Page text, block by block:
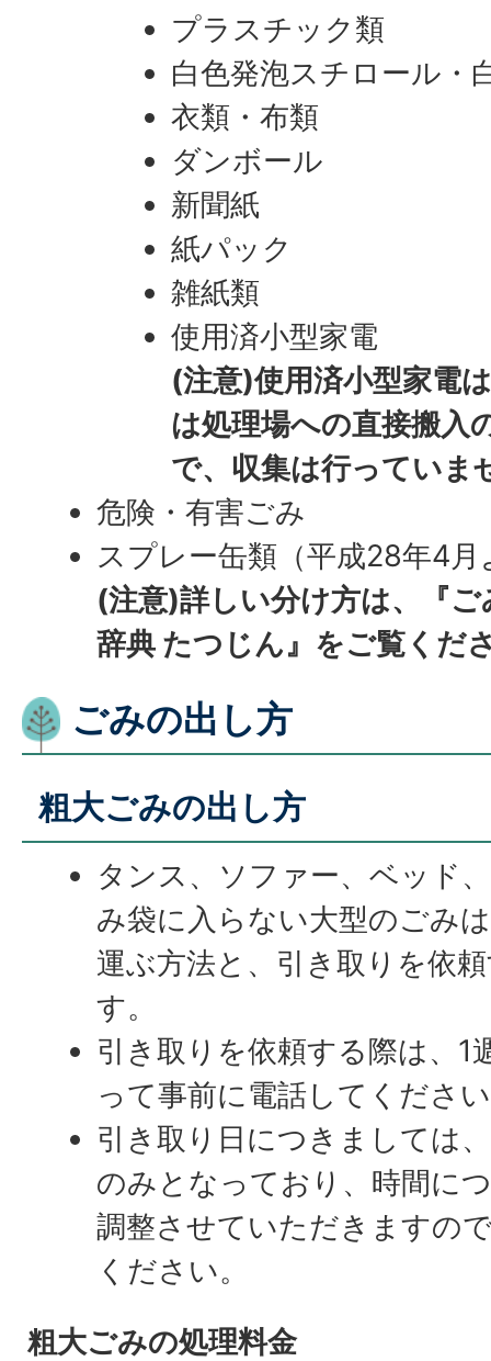
プラスチック類
白色発泡スチロール・
衣類・布類
ダンボール
新聞紙
紙パック
雑紙類
使用済小型家電
(注意)使用済小型家電
は処理場への直接搬入
で、収集は行っていま
危険・有害ごみ
スプレー缶類（平成28年4月
(注意)詳しい分け方は、『
辞典 たつじん』をご覧くだ
ごみの出し方
粗大ごみの出し方
タンス、ソファー、ベッド
み袋に入らない大型のごみ
運ぶ方法と、引き取りを依
す。
引き取りを依頼する際は、1
って事前に電話してくださ
引き取り日につきましては
のみとなっており、時間に
調整させていただきますの
ください。
粗大ごみの処理料金